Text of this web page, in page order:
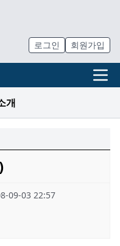
로그인 회원가입
개
09-03 22:57